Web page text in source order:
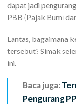
dapat jadi
PBB (Pajak Bumi
Lantas, bagaimana
tersebut? Simak
ini.
Baca juga:
Pengurang